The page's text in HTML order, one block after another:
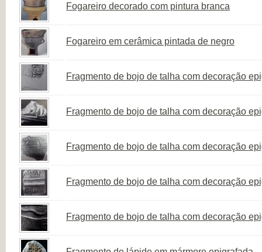
Fogareiro decorado com pintura branca
Fogareiro em cerâmica pintada de negro
Fragmento de bojo de talha com decoração
Fragmento de bojo de talha com decoração
Fragmento de bojo de talha com decoração
Fragmento de bojo de talha com decoração
Fragmento de bojo de talha com decoração